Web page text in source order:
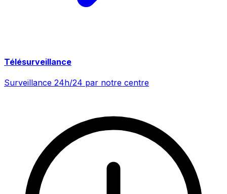
Télésurveillance
Surveillance 24h/24 par notre centre